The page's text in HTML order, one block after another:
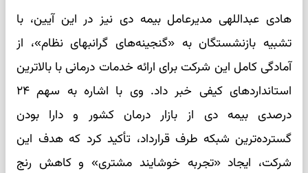
هادی عبداللهی مدیرعامل بیمه دی نیز در این آیین، با
تشبیه بازنشستگان به «گنجینه‌های گرانبهای نظام»، از
آمادگی کامل این شرکت برای ارائه خدمات درمانی با بالاترین
استانداردهای کیفی خبر داد. وی با اشاره به سهم ۲۴
درصدی بیمه دی از بازار درمان کشور و دارا بودن
گسترده‌ترین شبکه طرف قرارداد، تأکید کرد که هدف این
شرکت، ایجاد «تجربه خوشایند مشتری» و کاهش رنج